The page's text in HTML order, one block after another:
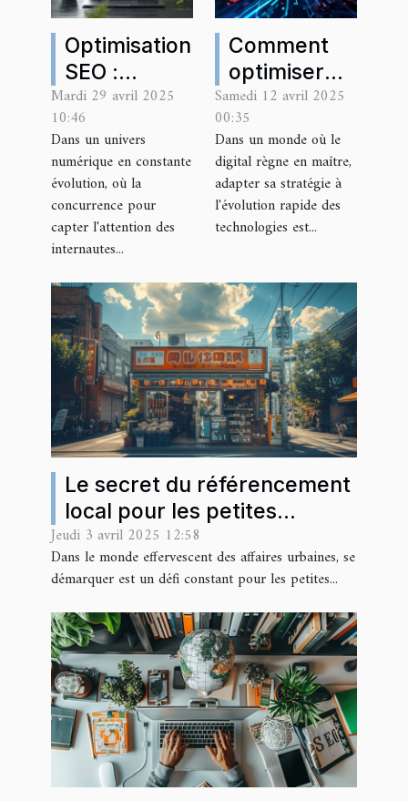
Optimisation
SEO :
Techniques
avancées
pour
améliorer la
visibilité en
ligne
Mardi 29 avril 2025
10:46
Dans un univers
numérique en constante
évolution, où la
concurrence pour
capter l'attention des
internautes...
Comment
optimiser
votre
stratégie
digitale avec
les
dernières
tendances
technologie
Samedi 12 avril 2025
00:35
Dans un monde où le
digital règne en maître,
adapter sa stratégie à
l'évolution rapide des
technologies est...
Le secret du référencement
local pour les petites
entreprises en milieu urbain
Jeudi 3 avril 2025 12:58
Dans le monde effervescent des affaires urbaines, se
démarquer est un défi constant pour les petites...